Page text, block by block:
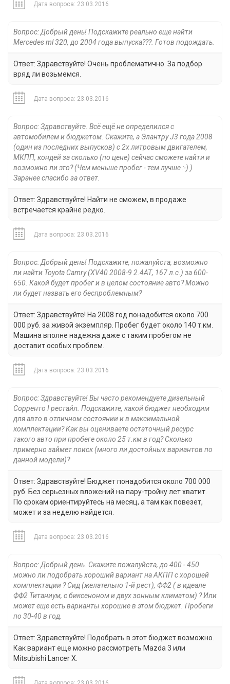
Дата вопроса: 23.03.2016
Вопрос: Добрый день! Подскажите реально еще найти
Mercedes ml 320, до 2004 года выпуска???. Готов подождать.
Ответ: Здравствуйте! Очень проблематично. За подбор
вряд ли возьмемся.
Дата вопроса: 23.03.2016
Вопрос: Здравствуйте. Всё ещё не определился с
автомобилем и бюджетом. Скажите, а Элантру J3 года 2008
(один из последних выпусков) с 2х литровым двигателем,
МКПП, кондей за сколько (по цене) сейчас сможете найти и
возможно ли это? (Чем меньше пробег - тем лучше :-) )
Заранее спасибо за ответ.
Ответ: Здравствуйте! Найти не сможем, в продаже
встречается крайне редко.
Дата вопроса: 23.03.2016
Вопрос: Добрый день! Подскажите, пожалуйста, возможно
ли найти Toyota Camry (XV40 2008-9 2.4АТ, 167 л.с.) за 600-
650. Какой будет пробег и в целом состояние авто? Можно
ли будет назвать его беспроблемным?
Ответ: Здравствуйте! На 2008 год понадобится около 700
000 руб. за живой экземпляр. Пробег будет около 140 т.км.
Машина вполне надежна даже с таким пробегом не
доставит особых проблем.
Дата вопроса: 23.03.2016
Вопрос: Здравствуйте! Вы часто рекомендуете дизельный
Сорренто I рестайл. Подскажите, какой бюджет необходим
для авто в отличном состоянии и в максимальной
комплектации? Как вы оцениваете остаточный ресурс
такого авто при пробеге около 25 т.км в год? Сколько
примерно займет поиск (много ли достойных вариантов по
данной модели)?
Ответ: Здравствуйте! Бюджет понадобится около 700 000
руб. Без серьезных вложений на пару-тройку лет хватит.
По срокам ориентируйтесь на месяц, а там как повезет,
может и за неделю найдется.
Дата вопроса: 23.03.2016
Вопрос: Добрый день. Скажите пожалуйста, до 400 - 450
можно ли подобрать хороший вариант на АКПП с хорошей
комплектации ? Сид (желательно 1-й рест), ФФ2 ( в идеале
ФФ2 Титаниум, с биксеноном и двух зонным климатом) ? Или
может еще есть варианты хорошие в этом бюджет. Пробеги
по 30-40 в год.
Ответ: Здравствуйте! Подобрать в этот бюджет возможно.
Как вариант еще можно рассмотреть Mazda 3 или
Mitsubishi Lancer X.